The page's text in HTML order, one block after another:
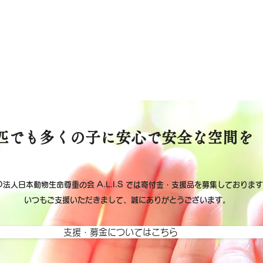
でも多くの子に安心で安全な空間を
人日本動物生命尊重の会 A.L.I.S では寄付金・支援品を募集しておりま
いつもご支援いただきまして、誠にありがとうございます。
支援・募金についてはこちら